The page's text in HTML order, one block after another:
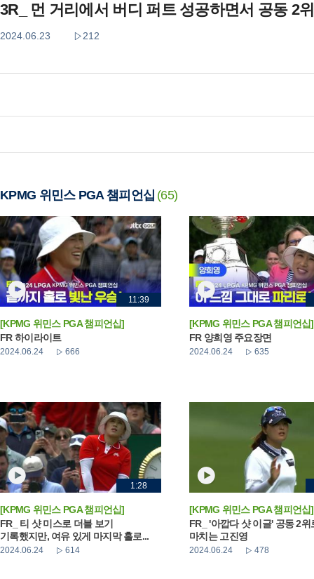
3R_ 먼 거리에서 버디 퍼트 성공하면서 공동 2
2024.06.23 212
KPMG 위민스 PGA 챔피언십 (65)
11:39
[KPMG 위민스 PGA 챔피언십]
FR 하이라이트
2024.06.24 666
[KPMG 위민스 PGA 챔피언십]
FR 양희영 주요장면
2024.06.24 635
1:28
[KPMG 위민스 PGA 챔피언십]
FR_ 티 샷 미스로 더블 보기
기록했지만, 여유 있게 마지막 홀로...
2024.06.24 614
[KPMG 위민스 PGA 챔피언십]
FR_ '아깝다 샷 이글' 공동 2위
마치는 고진영
2024.06.24 478